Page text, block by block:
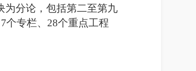
为分论，包括第二至第九
7个专栏、 28个重点工程